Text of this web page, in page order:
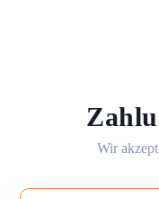
Wir